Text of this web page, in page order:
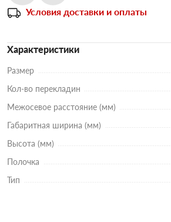
Условия доставки и оплаты
Характеристики
Размер
Кол-во перекладин
Межосевое расстояние (мм)
Габаритная ширина (мм)
Высота (мм)
Полочка
Тип